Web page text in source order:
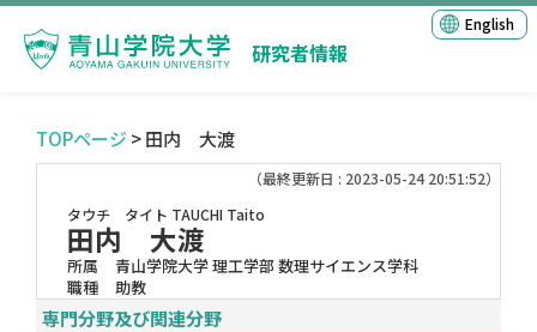
研究者情報
English
TOPページ > 田内 大渡
（最終更新日 : 2023-05-24 20:51:52）
タウチ タイト TAUCHI Taito
田内 大渡
所属
青山学院大学 理工学部 数理サイエンス学科
職種
助教
専門分野及び関連分野